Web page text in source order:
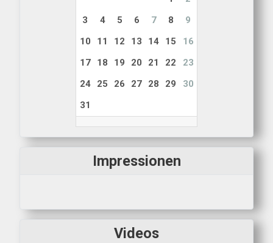
3
4 5 6 7 8
9
10
11 12 13 14 15
16
17
18 19 20 21 22
23
24
25 26 27 28 29
30
31
Impressionen
Videos